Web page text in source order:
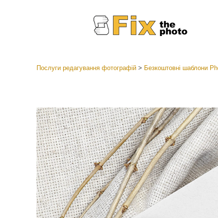
Послуги редагування фотографій> Безкоштовні шаблони